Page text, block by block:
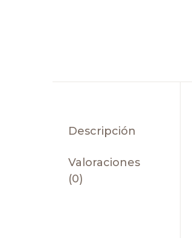
Descripción
Valoraciones
(0)